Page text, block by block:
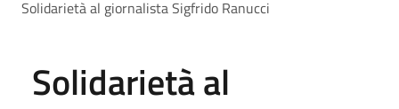
Solidarietà al giornalista Sigfrido Ranucci
Solidarietà al